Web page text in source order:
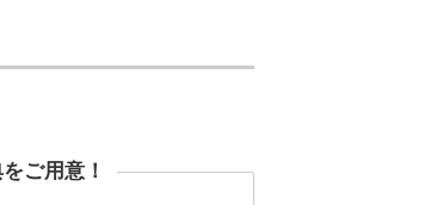
ご用意！